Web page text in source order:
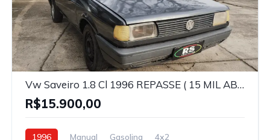
Vw Saveiro 1.8 Cl 1996 REPASSE ( 15 MIL ABAIXO DO VALOR DE MERCADO )
R$15.900,00
1996 Manual Gasolina 4x2